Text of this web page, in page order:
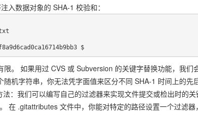
入数据对象的 SHA-1 校验和：
$
限。 如果用过 CVS 或 Subversion 的关键字替换功能，我
机字符串，你无法凭字面值来区分不同 SHA-1 时间上的先后
：我们可以编写自己的过滤器来实现文件提交或检出时的
在 .gitattributes 文件中，你能对特定的路径设置一个过滤